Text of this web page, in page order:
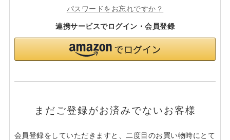
パスワードをお忘れですか？
連携サービスでログイン・会員登録
まだご登録がお済みでないお客様
会員登録をしていただきますと、二度目のお買い物時にとて